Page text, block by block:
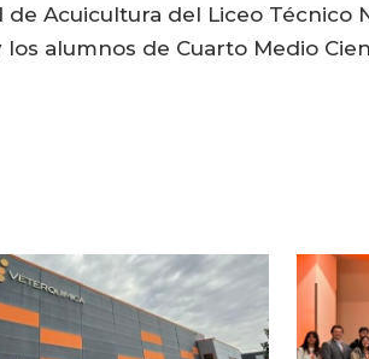
Acuicultura del Liceo Técnico
alumnos de Cuarto Medio